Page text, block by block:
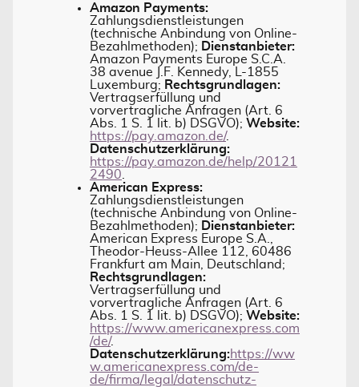
Amazon Payments:
Zahlungsdienstleistungen
(technische Anbindung von Online-
Bezahlmethoden); Dienstanbieter:
Amazon Payments Europe S.C.A.
38 avenue J.F. Kennedy, L-1855
Luxemburg; Rechtsgrundlagen:
Vertragserfüllung und
vorvertragliche Anfragen (Art. 6
Abs. 1 S. 1 lit. b) DSGVO); Website:
https://pay.amazon.de/.
Datenschutzerklärung:
https://pay.amazon.de/help/20121
2490
American Express:
Zahlungsdienstleistungen
(technische Anbindung von Online-
Bezahlmethoden); Dienstanbieter:
American Express Europe S.A.,
Theodor-Heuss-Allee 112, 60486
Frankfurt am Main, Deutschland;
Rechtsgrundlagen:
Vertragserfüllung und
vorvertragliche Anfragen (Art. 6
Abs. 1 S. 1 lit. b) DSGVO); Website:
https://www.americanexpress.com
/de/.
Datenschutzerklärung:https://ww
w.americanexpress.com/de-
de/firma/legal/datenschutz-